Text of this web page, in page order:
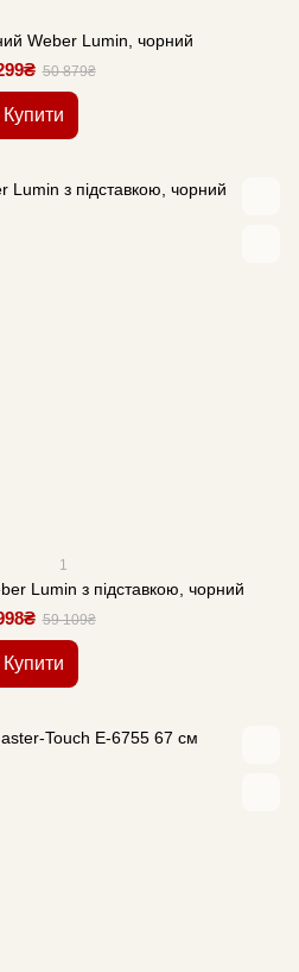
Weber Lumin, чорний
50 879₴
Купити
1
Lumin з підставкою, чорний
59 109₴
Купити